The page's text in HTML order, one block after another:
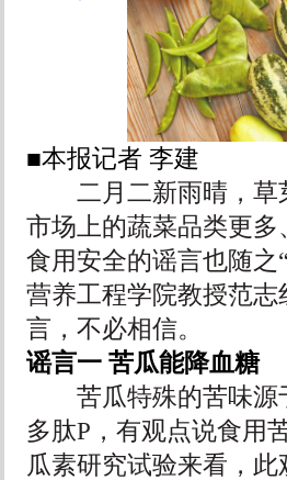
■本报记者 李建
二月二新雨晴，草
市场上的蔬菜品类更
食用安全的谣言也随之
营养工程学院教授范
言，不必相信。
谣言一 苦瓜能降血糖
苦瓜特殊的苦味源
多肽P，有观点说食用
瓜素研究试验来看，